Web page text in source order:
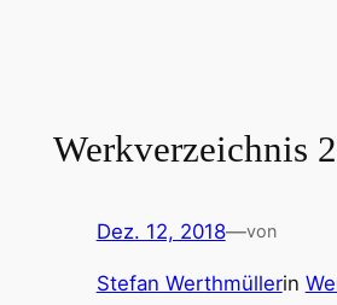
Werkverzeichnis
Dez. 12, 2018—von
Stefan Werthmüllerin